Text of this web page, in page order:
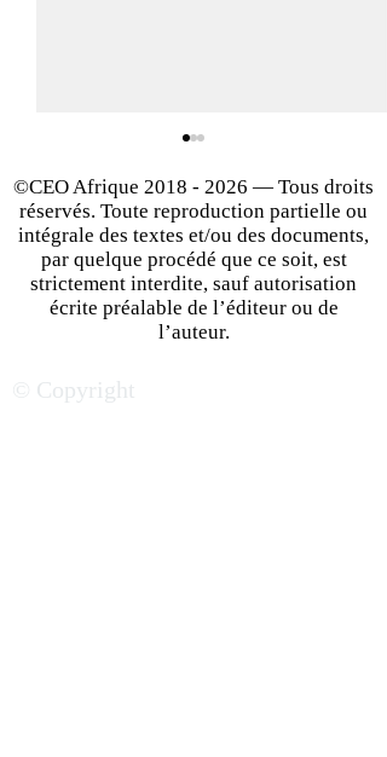
Le Togo fait les yeux doux
étrangers
©CEO Afrique 2018 - 2026 — Tous droits
réservés. Toute reproduction partielle ou
intégrale des textes et/ou des documents,
par quelque procédé que ce soit, est
strictement interdite, sauf autorisation
écrite préalable de l’éditeur ou de
l’auteur.
© Copyright